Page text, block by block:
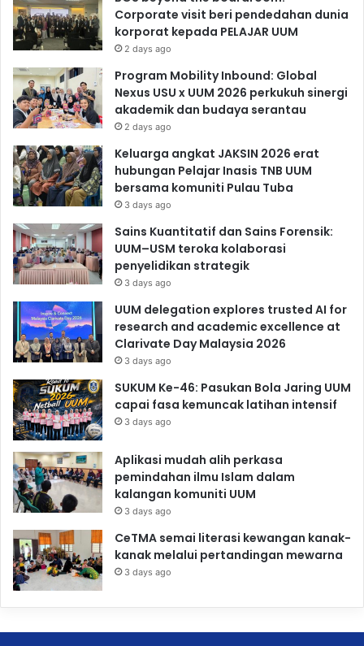
Corporate visit beri pendedahan dunia
korporat kepada PELAJAR UUM
2 days ago
Program Mobility Inbound: Global
Nexus USU x UUM 2026 perkukuh sinergi
akademik dan budaya serantau
2 days ago
Keluarga angkat JAKSIN 2026 erat
hubungan Pelajar Inasis TNB UUM
bersama komuniti Pulau Tuba
3 days ago
Sains Kuantitatif dan Sains Forensik:
UUM–USM teroka kolaborasi
penyelidikan strategik
3 days ago
UUM delegation explores trusted AI for
research and academic excellence at
Clarivate Day Malaysia 2026
3 days ago
SUKUM Ke-46: Pasukan Bola Jaring UUM
capai fasa kemuncak latihan intensif
3 days ago
Aplikasi mudah alih perkasa
pemindahan ilmu Islam dalam
kalangan komuniti UUM
3 days ago
CeTMA semai literasi kewangan kanak-
kanak melalui pertandingan mewarna
3 days ago